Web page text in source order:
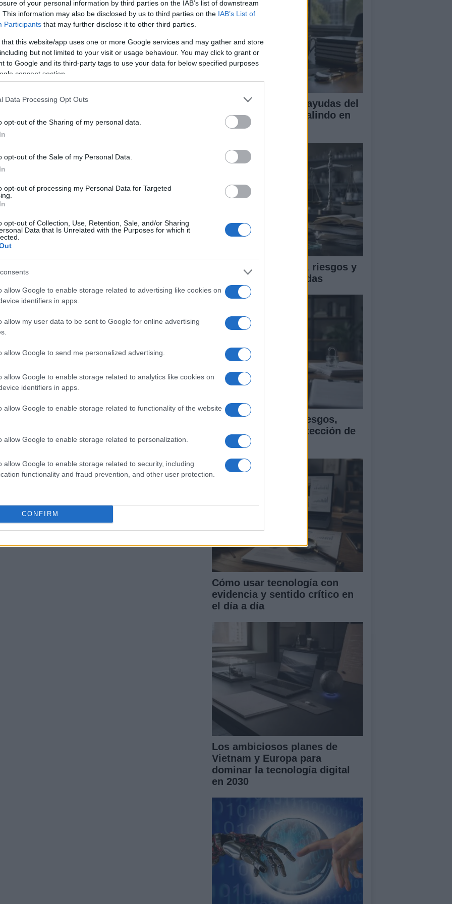
of your personal information by third parties on the IAB’s list of downstream
This information may also be disclosed by us to third parties on the IAB’s List of
Participants that may further disclose it to other third parties.
that this website/app uses one or more Google services and may gather and store
but not limited to your visit or usage behaviour. You may click to grant or
to Google and its third-party tags to use your data for below specified purposes
consent section.
Data Processing Opt Outs
opt-out of the Sharing of my personal data.
opt-out of the Sale of my Personal Data.
opt-out of processing my Personal Data for Targeted
opt-out of Collection, Use, Retention, Sale, and/or Sharing
Data that Is Unrelated with the Purposes for which it
allow Google to enable storage related to advertising like cookies on
identifiers in apps.
allow my user data to be sent to Google for online advertising
allow Google to send me personalized advertising.
allow Google to enable storage related to analytics like cookies on
identifiers in apps.
allow Google to enable storage related to functionality of the website
allow Google to enable storage related to personalization.
allow Google to enable storage related to security, including
functionality and fraud prevention, and other user protection.
CONFIRM
demasiado joven para la época, pero seguro que
de su infancia.
20 circuitos distintos, algunos de los cuales ya
las entregas de la actual generación. Por
a pantalla partida ni el Modo Batalla, donde todos
un instante. Leer más sobre
FECHAS DE LANZAMIENTOS
SUPER MARIO © Riproduzione riservata
UJA obtiene cuatro ayudas del
programa Beatriz Galindo en
2026
Ética en IA: marcos, riesgos y
mitigaciones aplicadas
Guía para evaluar sesgos,
transparencia y protección de
datos en IA
Cómo usar tecnología con
evidencia y sentido crítico en
el día a día
Los ambiciosos planes de
Vietnam y Europa para
dominar la tecnología digital
en 2030